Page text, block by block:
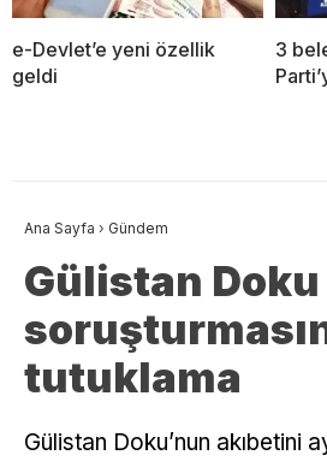
e-Devlet’e yeni özellik
geldi
3
Ana Sayfa › Gündem
Gülistan Doku
tutuklama
Gülistan Doku’nun akıbetini